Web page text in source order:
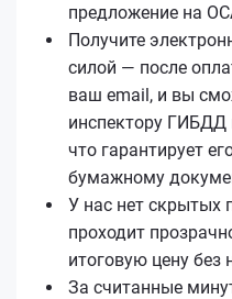
предложение на
Получите
силой — после
ваш email, и вы
инспектору ГИБДД
что гарантирует
бумажному
У нас нет скрытых
проходит
итоговую цену без
За считанные